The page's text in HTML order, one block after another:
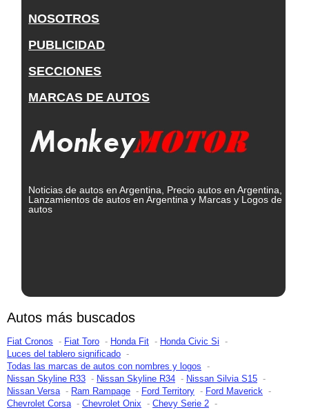
NOSOTROS
PUBLICIDAD
SECCIONES
MARCAS DE AUTOS
Noticias de autos en Argentina, Precio autos en Argentina,
Lanzamientos de autos en Argentina y Marcas y Logos de
autos
Autos más buscados
Fiat Cronos Fiat Toro Honda Fit
Honda Civic Si
Luces del tablero significado
Todas las marcas de autos con nombres y logos
Nissan Skyline R33
Nissan Skyline R34
Nissan Silvia S15
Nissan Versa
Ram Rampage Ford Territory
Ford Maverick
Chevrolet Corsa
Chevrolet Onix Chevy Serie 2